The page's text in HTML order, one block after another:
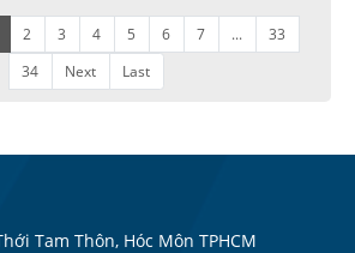
2 3 4 5 6 7 ...
33
34
Next Last
Tam Thôn, Hóc Môn TPHCM